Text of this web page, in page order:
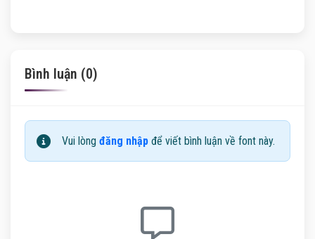
Bình luận (0)
Vui lòng đăng nhập để viết bình luận về font này.